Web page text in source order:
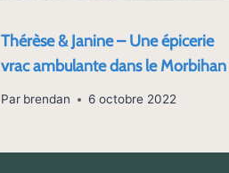
Thérèse & Janine – Une épicerie
vrac ambulante dans le Morbihan
Par brendan 6 octobre 2022